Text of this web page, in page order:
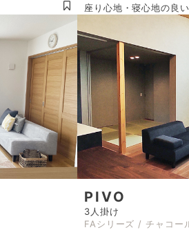
座り心地・寝心地の良
PIVO
3人掛け
FAシリーズ / チャコー